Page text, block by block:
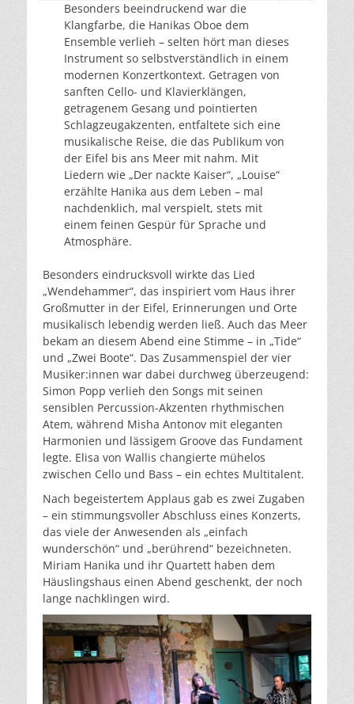
Besonders beeindruckend war die
Klangfarbe, die Hanikas Oboe dem
Ensemble verlieh – selten hört man dieses
Instrument so selbstverständlich in einem
modernen Konzertkontext. Getragen von
sanften Cello- und Klavierklängen,
getragenem Gesang und pointierten
Schlagzeugakzenten, entfaltete sich eine
musikalische Reise, die das Publikum von
der Eifel bis ans Meer mit nahm. Mit
Liedern wie „Der nackte Kaiser“, „Louise“
erzählte Hanika aus dem Leben – mal
nachdenklich, mal verspielt, stets mit
einem feinen Gespür für Sprache und
Atmosphäre.
Besonders eindrucksvoll wirkte das Lied
„Wendehammer“, das inspiriert vom Haus ihrer
Großmutter in der Eifel, Erinnerungen und Orte
musikalisch lebendig werden ließ. Auch das Meer
bekam an diesem Abend eine Stimme – in „Tide“
und „Zwei Boote“. Das Zusammenspiel der vier
Musiker:innen war dabei durchweg überzeugend:
Simon Popp verlieh den Songs mit seinen
sensiblen Percussion-Akzenten rhythmischen
Atem, während Misha Antonov mit eleganten
Harmonien und lässigem Groove das Fundament
legte. Elisa von Wallis changierte mühelos
zwischen Cello und Bass – ein echtes Multitalent.
Nach begeistertem Applaus gab es zwei Zugaben
– ein stimmungsvoller Abschluss eines Konzerts,
das viele der Anwesenden als „einfach
wunderschön“ und „berührend“ bezeichneten.
Miriam Hanika und ihr Quartett haben dem
Häuslingshaus einen Abend geschenkt, der noch
lange nachklingen wird.